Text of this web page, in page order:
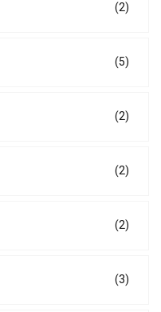
(2)
(5)
(2)
(2)
(2)
(3)